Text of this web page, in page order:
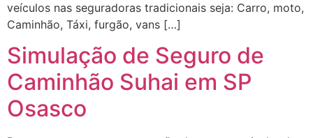
veículos nas seguradoras tradicionais seja: Carro, moto,
Caminhão, Táxi, furgão, vans […]
Simulação de Seguro de
Caminhão Suhai em SP
Osasco